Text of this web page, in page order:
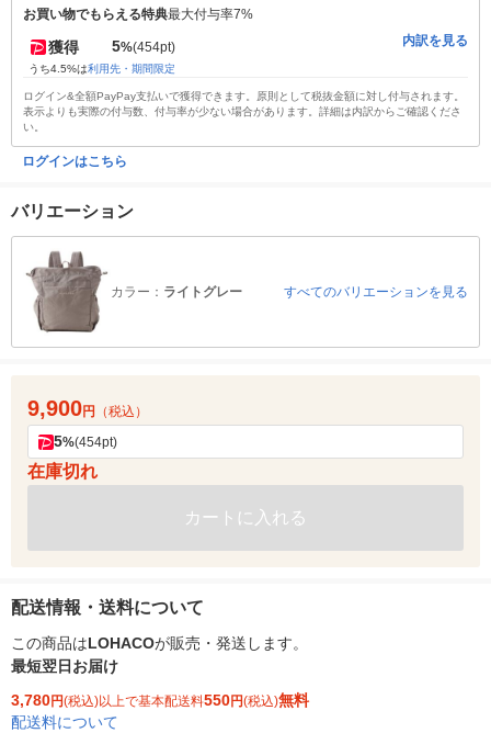
お買い物でもらえる特典最大付与率7%
獲得 5%(454pt)
うち4.5%は利用先・期間限定
内訳を見る
ログイン&全額PayPay支払いで獲得できます。原則として税抜金額に対し付与されます。
表示よりも実際の付与数、付与率が少ない場合があります。詳細は内訳からご確認くださ
い。
ログインはこちら
バリエーション
カラー： ライトグレー すべてのバリエーションを見る
9,900円 （税込）
5%(454pt)
在庫切れ
カートに入れる
配送情報・送料について
この商品はLOHACOが販売・発送します。
最短翌日お届け
3,780円(税込)以上で基本配送料550円(税込)無料
配送料について